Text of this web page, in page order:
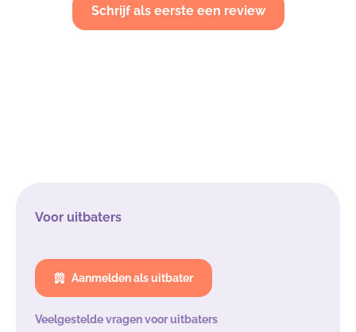
Schrijf als eerste een review
Voor uitbaters
Aanmelden als uitbater
Veelgestelde vragen voor uitbaters